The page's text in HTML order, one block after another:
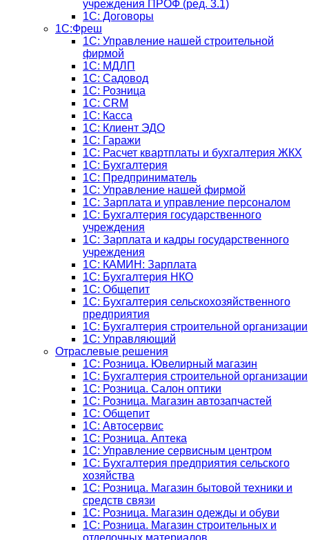
учреждения ПРОФ (ред. 3.1)
1С: Договоры
1С:Фреш
1С: Управление нашей строительной
фирмой
1С: МДЛП
1С: Садовод
1С: Розница
1C: CRM
1C: Касса
1С: Клиент ЭДО
1С: Гаражи
1C: Расчет квартплаты и бухгалтерия ЖКХ
1C: Бухгалтерия
1C: Предприниматель
1C: Управление нашей фирмой
1C: Зарплата и управление персоналом
1C: Бухгалтерия государственного
учреждения
1C: Зарплата и кадры государственного
учреждения
1C: КАМИН: Зарплата
1C: Бухгалтерия НКО
1С: Общепит
1С: Бухгалтерия сельскохозяйст­венного
предприятия
1С: Бухгалтерия строительной организации
1С: Управляющий
Отраслевые решения
1С: Розница. Ювелирный магазин
1С: Бухгалтерия строительной организации
1С: Розница. Салон оптики
1С: Розница. Магазин автозапчастей
1C: Общепит
1С: Автосервис
1С: Розница. Аптека
1С: Управление сервисным центром
1С: Бухгалтерия предприятия сельского
хозяйства
1С: Розница. Магазин бытовой техники и
средств связи
1С: Розница. Магазин одежды и обуви
1С: Розница. Магазин строительных и
отделочных материалов